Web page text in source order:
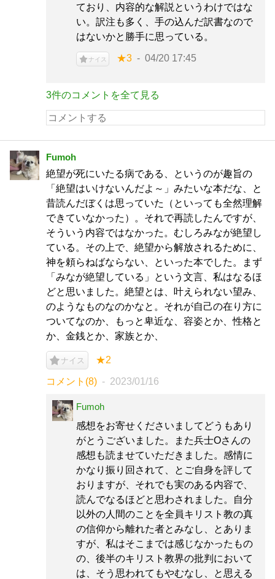
ており、内容的な解説というわけではな
い。訳注も多く、手の込んだ訳書なので
はないかと勝手に思っている。
ナイス ★3 04/20 17:45
3件のコメントを全て見る
Fumoh
絶望が死にいたる病である、というのが趣旨の
「絶望はいけないんだよ～」みたいな本だな、と
昔読んだぼくは思っていた（といっても全然理解
できていなかった）。それで再読したんですが、
そういう内容ではなかった。むしろみなが絶望し
ている。その上で、絶望から解放されるために、
神を頼らねばならない、といった本でした。まず
「みなが絶望している」という文言、私はなるほ
どと思いました。絶望とは、叶えられない望み、
のようなものなのかなと。それが自己の在り方に
ついてなのか、もっと卑近な、容姿とか、性格と
か、金銭とか、家族とか、
ナイス ★2
コメント(8) 2023/01/16
Fumoh
感想をお寄せくださいましてどうもあり
がとうございました。また兵士Оさんの
感想も読ませていただきました。感情に
かなり振り回されて、とご自身を評して
おりますが、それでも実のある内容で、
読んでなるほどと思わされました。自分
以外の人間のことを全員キリスト教の真
の信仰から離れた者とみなし、とありま
すが、私はそこまでは感じなかったもの
の、後半のキリスト教界の批判において
は、そう思われてもやむなし、と思える